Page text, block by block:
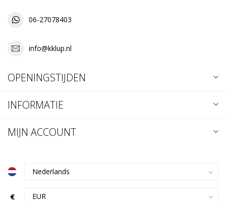
06-27078403
info@kklup.nl
OPENINGSTIJDEN
INFORMATIE
MIJN ACCOUNT
€